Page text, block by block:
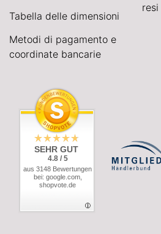
Tabella delle dimensioni
Metodi di pagamento e
coordinate bancarie
resi
SEHR GUT
4.8 / 5
aus 3148 Bewertungen
bei: google.com,
shopvote.de